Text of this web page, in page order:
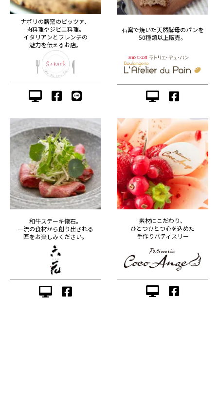
ナポリの薪窯のピッツァ、
肉料理やジビエ料理。
イタリアンとフレンチの
魅力を伝えるお店。
石窯で焼いた天然酵母のパンを
50種類以上販売。
和牛ステーキ懐石。
一流の食材から創り出される
匠をお楽しみください。
素材にこだわり、
ひとつひとつ心を込めた
手作りパティスリー